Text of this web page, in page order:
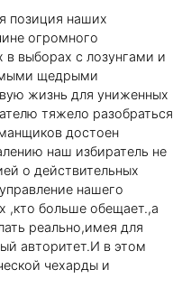
позиция наших
огромного
в выборах с лозунгами и
щедрыми
жизнь для униженных
тяжело разобраться
достоен
наш избиратель не
о действительных
нашего
,кто больше обещает.,а
реально,имея для
авторитет.И в этом
чехарды и